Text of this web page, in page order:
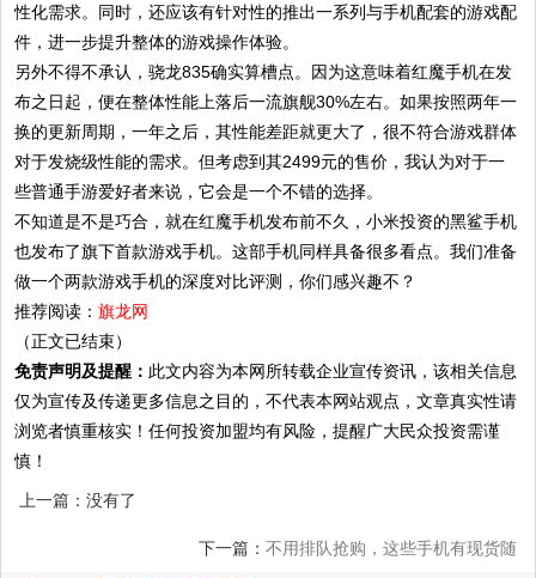
性化需求。同时，还应该有针对性的推出一系列与手机配套的游戏配
件，进一步提升整体的游戏操作体验。
另外不得不承认，骁龙835确实算槽点。因为这意味着红魔手机在发
布之日起，便在整体性能上落后一流旗舰30%左右。如果按照两年一
换的更新周期，一年之后，其性能差距就更大了，很不符合游戏群体
对于发烧级性能的需求。但考虑到其2499元的售价，我认为对于一
些普通手游爱好者来说，它会是一个不错的选择。
不知道是不是巧合，就在红魔手机发布前不久，小米投资的黑鲨手机
也发布了旗下首款游戏手机。这部手机同样具备很多看点。我们准备
做一个两款游戏手机的深度对比评测，你们感兴趣不？
推荐阅读：旗龙网
（正文已结束）
免责声明及提醒： 此文内容为本网所转载企业宣传资讯，该相关信息
仅为宣传及传递更多信息之目的，不代表本网站观点，文章真实性请
浏览者慎重核实！任何投资加盟均有风险，提醒广大民众投资需谨
慎！
上一篇：没有了
下一篇： 不用排队抢购，这些手机有现货随